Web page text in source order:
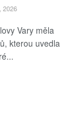
2026
Vary měla
kterou uvedla